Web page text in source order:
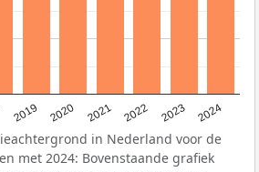
2019 2020 2021 2022 2023 2024
in Nederland voor de
met 2024: Bovenstaande grafiek